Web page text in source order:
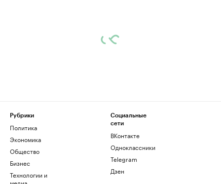
Рубрики
Политика
Экономика
Общество
Бизнес
Технологии и
Социальные
сети
ВКонтакте
Одноклассники
Telegram
Дзен